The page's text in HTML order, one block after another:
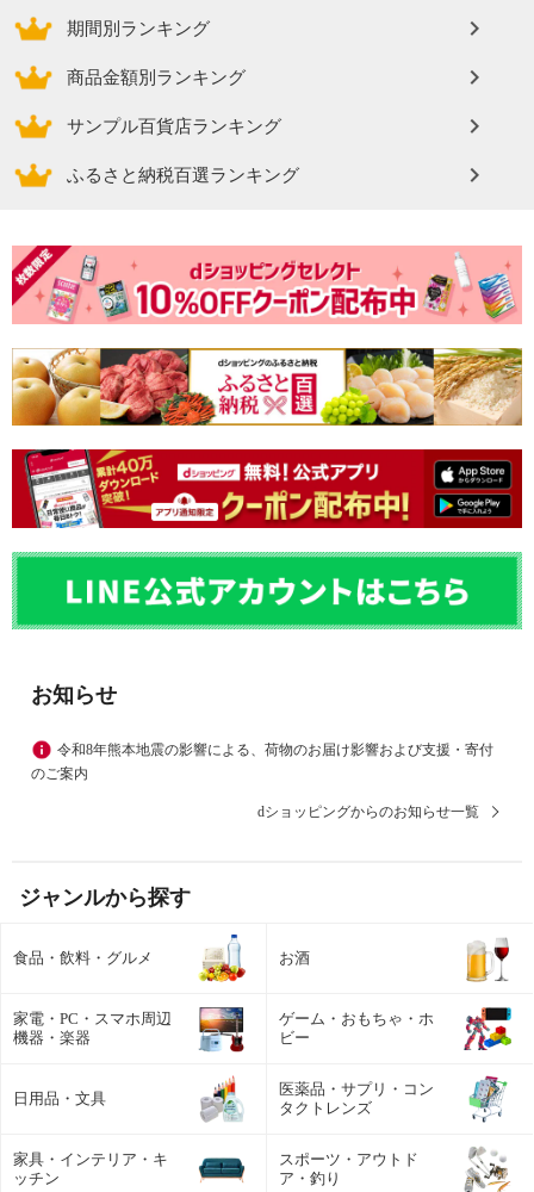
期間別ランキング
商品金額別ランキング
サンプル百貨店ランキング
ふるさと納税百選ランキング
お知らせ
令和8年熊本地震の影響による、荷物のお届け影響および支援・寄付
のご案内
dショッピングからのお知らせ一覧
ジャンルから探す
食品・飲料・グルメ お酒
家電・PC・スマホ周辺
機器・楽器
ゲーム・おもちゃ・ホ
ビー
日用品・文具
医薬品・サプリ・コン
タクトレンズ
家具・インテリア・キ
ッチン
スポーツ・アウトド
ア・釣り